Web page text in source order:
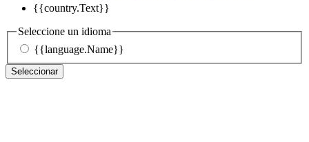
{{country.Text}}
Seleccione un idioma
{{language.Name}}
Seleccionar